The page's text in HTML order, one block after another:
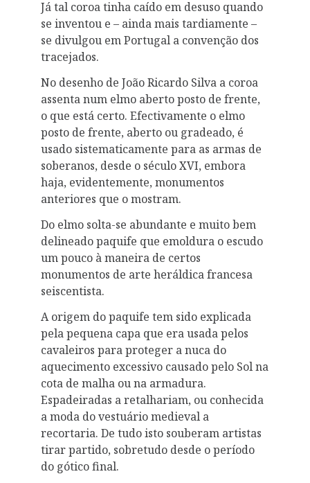
Já tal coroa tinha caído em desuso quando
se inventou e – ainda mais tardiamente –
se divulgou em Portugal a convenção dos
tracejados.
No desenho de João Ricardo Silva a coroa
assenta num elmo aberto posto de frente,
o que está certo. Efectivamente o elmo
posto de frente, aberto ou gradeado, é
usado sistematicamente para as armas de
soberanos, desde o século XVI, embora
haja, evidentemente, monumentos
anteriores que o mostram.
Do elmo solta-se abundante e muito bem
delineado paquife que emoldura o escudo
um pouco à maneira de certos
monumentos de arte heráldica francesa
seiscentista.
A origem do paquife tem sido explicada
pela pequena capa que era usada pelos
cavaleiros para proteger a nuca do
aquecimento excessivo causado pelo Sol na
cota de malha ou na armadura.
Espadeiradas a retalhariam, ou conhecida
a moda do vestuário medieval a
recortaria. De tudo isto souberam artistas
tirar partido, sobretudo desde o período
do gótico final.